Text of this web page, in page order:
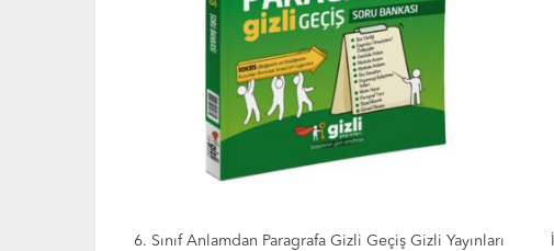
İOKBS 6.Sınıf Bursluluk 10 Deneme Sınavı